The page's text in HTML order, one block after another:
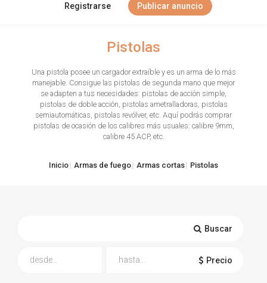
Registrarse Publicar anuncio
ARMAS CORTAS
TIRO Y COMPETICIÓN
OTRAS ARMAS
Pistolas
Una pistola posee un cargador extraíble y es un arma de lo más
manejable. Consigue las pistolas de segunda mano que mejor
se adapten a tus necesidades: pistolas de acción simple,
pistolas de doble acción, pistolas ametralladoras, pistolas
semiautomáticas, pistolas revólver, etc. Aquí podrás comprar
pistolas de ocasión de los calibres más usuales: calibre 9mm,
calibre 45 ACP, etc.
Inicio Armas de fuego Armas cortas Pistolas
Buscar
Precio